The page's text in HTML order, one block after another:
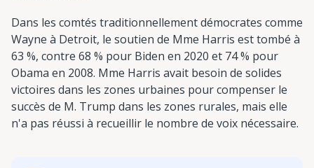
Dans les comtés traditionnellement démocrates comme
Wayne à Detroit, le soutien de Mme Harris est tombé à
63 %, contre 68 % pour Biden en 2020 et 74 % pour
Obama en 2008. Mme Harris avait besoin de solides
victoires dans les zones urbaines pour compenser le
succès de M. Trump dans les zones rurales, mais elle
n'a pas réussi à recueillir le nombre de voix nécessaire.